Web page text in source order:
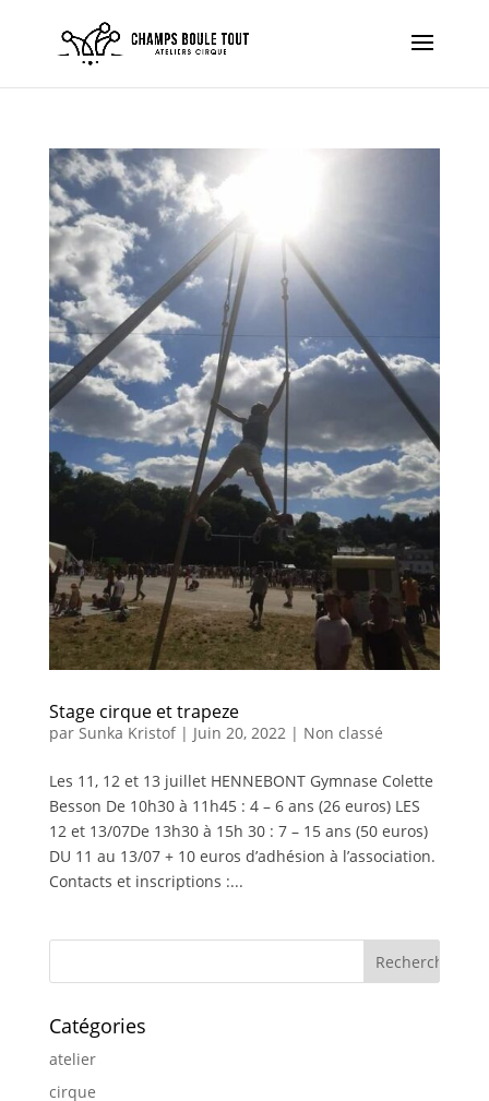
Stage cirque et trapeze
par Sunka Kristof| Juin 20, 2022| Non classé
Les 11, 12 et 13 juillet HENNEBONT Gymnase Colette
Besson De 10h30 à 11h45 : 4 – 6 ans (26 euros) LES
12 et 13/07De 13h30 à 15h 30 : 7 – 15 ans (50 euros)
DU 11 au 13/07 + 10 euros d’adhésion à l’association.
Contacts et inscriptions :...
Catégories
atelier
cirque